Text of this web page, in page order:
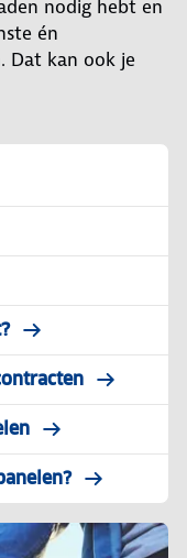
nodig hebt en
én
Dat kan ook je